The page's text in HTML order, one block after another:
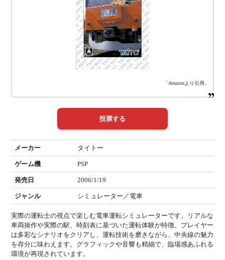
「Amazonより引用」
メーカー タイトー
ゲーム機 PSP
発売日 2006/1/19
ジャンル シミュレーター／電車
実際の運転士の視点で楽しむ電車運転シミュレーターです。リアルな
車両操作や実際の駅、時刻表に基づいた運転体験が特徴。プレイヤー
は多彩なシナリオをクリアし、運転技術を磨きながら、中央線の魅力
を存分に味わえます。グラフィックや音響も精細で、臨場感あふれる
環境が再現されています。